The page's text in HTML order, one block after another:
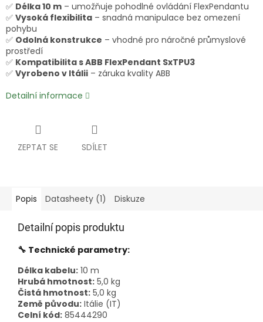
✅ Délka 10 m – umožňuje pohodlné ovládání FlexPendantu
✅ Vysoká flexibilita – snadná manipulace bez omezení
pohybu
✅ Odolná konstrukce – vhodné pro náročné průmyslové
prostředí
✅ Kompatibilita s ABB FlexPendant SxTPU3
✅ Vyrobeno v Itálii – záruka kvality ABB
Detailní informace
ZEPTAT SE SDÍLET
Popis Datasheety (1) Diskuze
Detailní popis produktu
🔧 Technické parametry:
Délka kabelu: 10 m
Hrubá hmotnost: 5,0 kg
Čistá hmotnost: 5,0 kg
Země původu: Itálie (IT)
Celní kód: 85444290